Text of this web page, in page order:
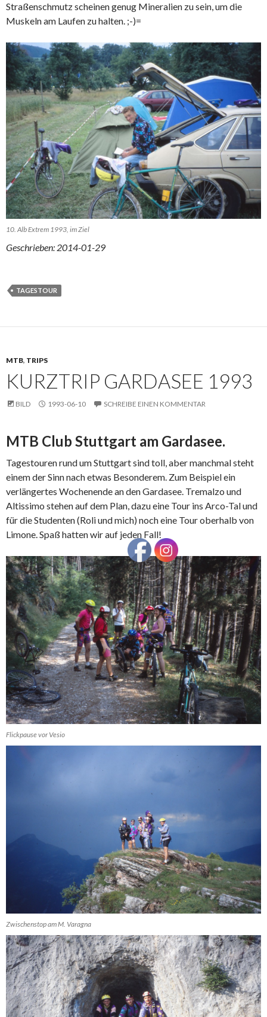
Straßenschmutz scheinen genug Mineralien zu sein, um die
Muskeln am Laufen zu halten. ;-)=
10. Alb Extrem 1993, im Ziel
Geschrieben: 2014-01-29
TAGESTOUR
MTB, TRIPS
KURZTRIP GARDASEE 1993
BILD 1993-06-10 SCHREIBE EINEN KOMMENTAR
MTB Club Stuttgart am Gardasee.
Tagestouren rund um Stuttgart sind toll, aber manchmal steht
einem der Sinn nach etwas Besonderem. Zum Beispiel ein
verlängertes Wochenende an den Gardasee. Tremalzo und
Altissimo stehen auf dem Plan, dazu eine Tour ins Arco-Tal und
für die Studenten (Roli und mich) noch eine Tour oberhalb von
Limone. Spaß hatten wir auf jeden Fall!
Flickpause vor Vesio
Zwischenstop am M. Varagna